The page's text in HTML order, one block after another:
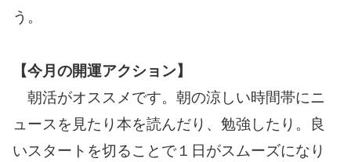
う。
【今月の開運アクション】
朝活がオススメです。朝の涼しい時間帯にニ
ュースを見たり本を読んだり、勉強したり。良
いスタートを切ることで１日がスムーズになり